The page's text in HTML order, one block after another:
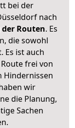
bei der
nach
Routen. Es
die sowohl
Es ist auch
frei von
Hindernissen
wir
die Planung,
Sachen